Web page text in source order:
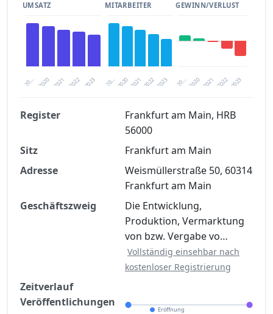
UMSATZ
20… 2021 2023
2020 2022
MITARBEITER
20… 2021 2023
2020 2022
GEWINN/VERLUST
20… 2021 2023
2020 2022
Finanzkennzahlen nach kostenloser
Registrierung verfügbar
Jetzt kostenlos registrieren
Register
Frankfurt am Main, HRB
56000
Sitz
Frankfurt am Main
Adresse
Weismüllerstraße 50, 60314
Frankfurt am Main
Geschäftszweig
Die Entwicklung,
Produktion, Vermarktung
von bzw. Vergabe vo…
Vollständig einsehbar nach
kostenloser Registrierung
Zeitverlauf
Veröffentlichungen
Eröffnung